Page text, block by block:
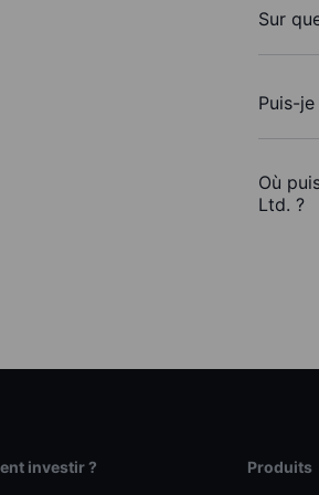
Sur
Puis-
Où
Ltd. ?
investir ? Produits